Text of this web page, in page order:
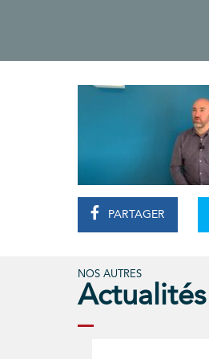
PARTAGER
NOS AUTRES
Actualités